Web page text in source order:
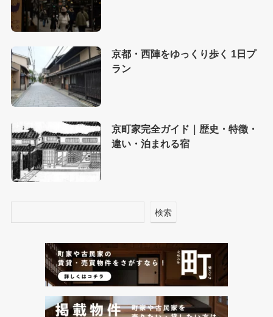
京都・西陣をゆっくり歩く 1日プ
ラン
京町家完全ガイド｜歴史・特徴・
違い・泊まれる宿
検索